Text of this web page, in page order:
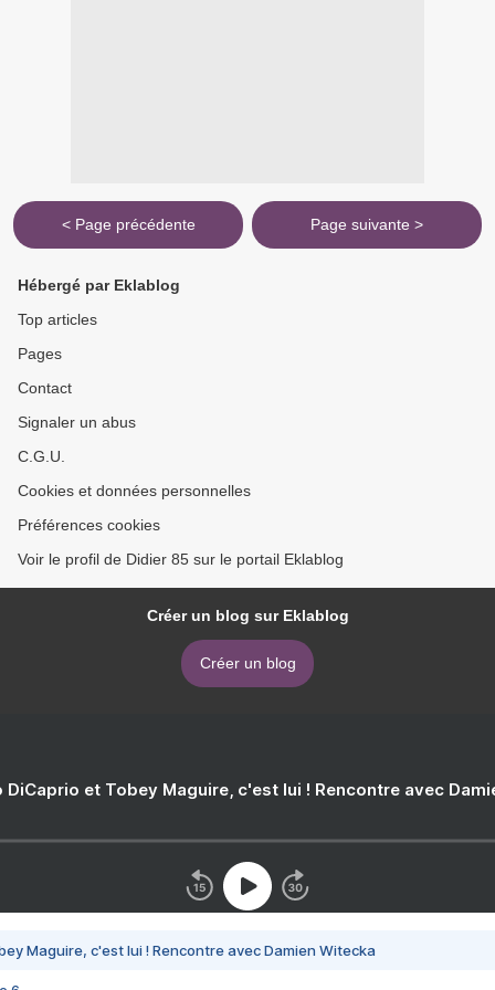
< Page précédente Page suivante >
Hébergé par Eklablog
Top articles
Pages
Contact
Signaler un abus
C.G.U.
Cookies et données personnelles
Préférences cookies
Voir le profil de Didier 85 sur le portail Eklablog
Créer un blog sur Eklablog
Créer un blog
DiCaprio et Tobey Maguire, c'est lui ! Rencontre avec
Maguire, c'est lui ! Rencontre avec Damien Witecka